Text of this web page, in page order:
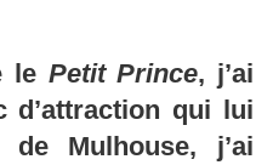
le Petit Prince, j’ai
d’attraction qui lui
Mulhouse, j’ai